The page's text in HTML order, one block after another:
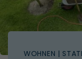
WOHNEN |